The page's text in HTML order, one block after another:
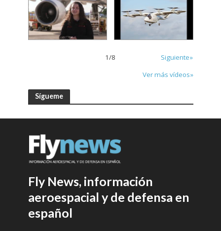
1/8
Siguiente»
Ver más vídeos»
Sígueme
Fly News, información
aeroespacial y de defensa en
español